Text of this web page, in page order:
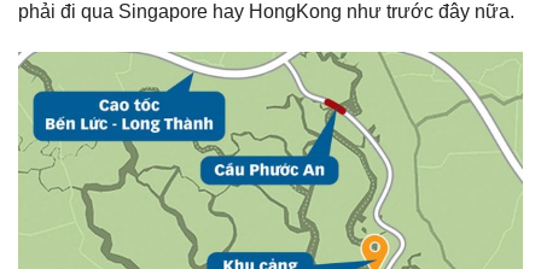
phải đi qua Singapore hay HongKong như trước đây nữa.